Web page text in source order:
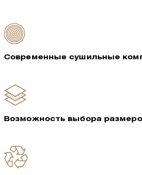
Современные сушильные
Возможность выбора